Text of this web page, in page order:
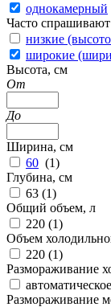
однокамерный
Часто спрашивают
низкие
широкие
Высота, см
От
До
Ширина, см
60 (1)
Глубина, см
63 (1)
Общий объем, л
220 (1)
Объем
220 (1)
Размораживание
Размораживание